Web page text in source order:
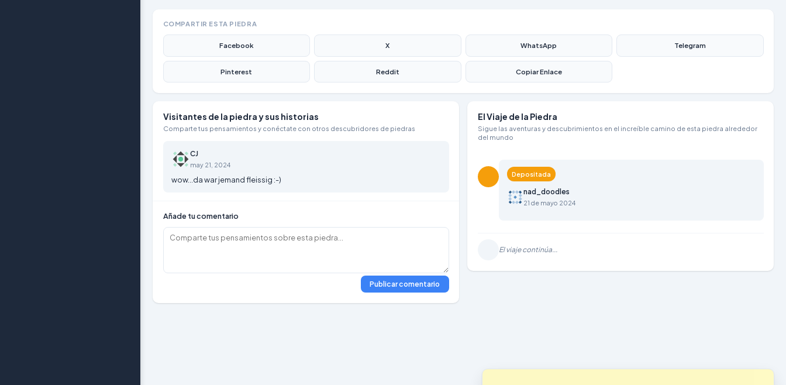
COMPARTIR ESTA PIEDRA
Facebook X WhatsApp Telegram
Pinterest Reddit Copiar Enlace
Visitantes de la piedra y sus historias
Comparte tus pensamientos y conéctate con otros descubridores de piedras
CJ
may 21, 2024
wow...da war jemand fleissig :-)
Añade tu comentario
Publicar comentario
El Viaje de la Piedra
Sigue las aventuras y descubrimientos en el increíble camino de esta piedra alrededor
del mundo
Depositada
nad_doodles
21 de mayo 2024
El viaje continúa...